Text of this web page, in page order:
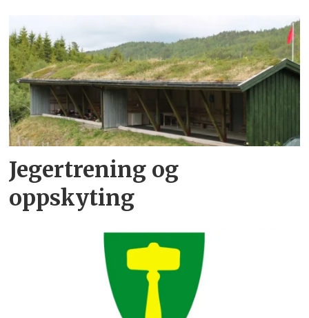
Jegertrening og
oppskyting